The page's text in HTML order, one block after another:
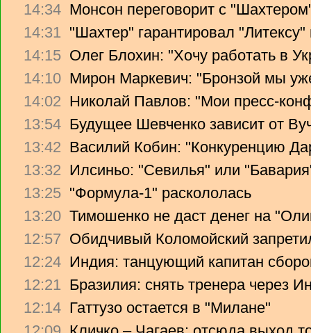
14:34 Монсон переговорит с
14:31 "Шахтер" гарантировал
14:15 Олег Блохин: "Хочу работать в
14:10 Мирон Маркевич: "Бронзой мы
14:02 Николай Павлов: "Мои пресс-
13:54 Будущее Шевченко зависит от
13:42 Василий Кобин: "Конкуренцию
13:32 Илсиньо: "Севилья" или
13:25 "Формула-1" раскололась
13:20 Тимошенко не даст денег на
12:57 Обидчивый Коломойский
12:24 Индия: танцующий капитан
12:21 Бразилия: снять тренера через
12:14 Гаттузо остается в "Милане"